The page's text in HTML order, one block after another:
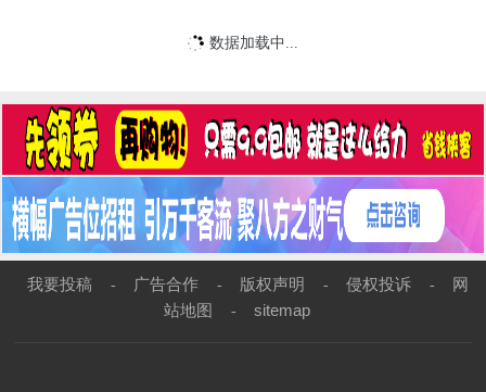
数据加载中...
我要投稿 - 广告合作 - 版权声明 - 侵权投诉 -
网
站地图
- sitemap